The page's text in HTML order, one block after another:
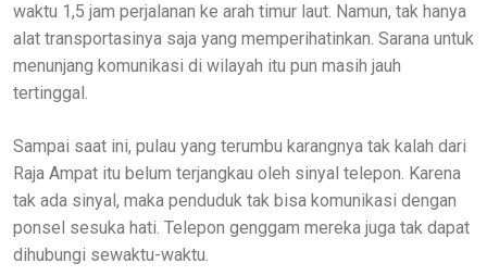
waktu 1,5 jam perjalanan ke arah timur laut. Namun, tak hanya
alat transportasinya saja yang memperihatinkan. Sarana untuk
menunjang komunikasi di wilayah itu pun masih jauh
tertinggal.
Sampai saat ini, pulau yang terumbu karangnya tak kalah dari
Raja Ampat itu belum terjangkau oleh sinyal telepon. Karena
tak ada sinyal, maka penduduk tak bisa komunikasi dengan
ponsel sesuka hati. Telepon genggam mereka juga tak dapat
dihubungi sewaktu-waktu.